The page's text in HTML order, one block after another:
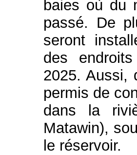
baies où du
passé. De
seront
des
2025. Aussi,
permis de
dans la
Matawin),
le réservoir.